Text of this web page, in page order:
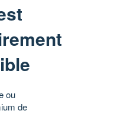
ou
de